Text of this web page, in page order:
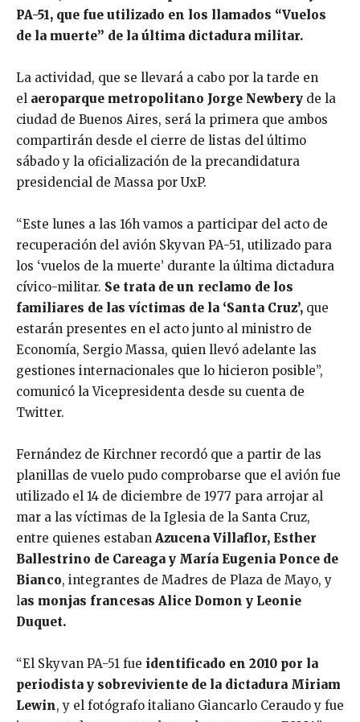
PA-51, que fue utilizado en los llamados “Vuelos
de la muerte” de la última dictadura militar.
La actividad, que se llevará a cabo por la tarde en
el aeroparque metropolitano Jorge Newbery de la
ciudad de Buenos Aires, será la primera que ambos
compartirán desde el cierre de listas del último
sábado y la oficialización de la precandidatura
presidencial de Massa por UxP.
“Este lunes a las 16h vamos a participar del acto de
recuperación del avión Skyvan PA-51, utilizado para
los ‘vuelos de la muerte’ durante la última dictadura
cívico-militar. Se trata de un reclamo de los
familiares de las víctimas de la ‘Santa Cruz’, que
estarán presentes en el acto junto al ministro de
Economía, Sergio Massa, quien llevó adelante las
gestiones internacionales que lo hicieron posible”,
comunicó la Vicepresidenta desde su cuenta de
Twitter.
Fernández de Kirchner recordó que a partir de las
planillas de vuelo pudo comprobarse que el avión fue
utilizado el 14 de diciembre de 1977 para arrojar al
mar a las víctimas de la Iglesia de la Santa Cruz,
entre quienes estaban Azucena Villaflor, Esther
Ballestrino de Careaga y María Eugenia Ponce de
Bianco, integrantes de Madres de Plaza de Mayo, y
las monjas francesas Alice Domon y Leonie
Duquet.
“El Skyvan PA-51 fue identificado en 2010 por la
periodista y sobreviviente de la dictadura Miriam
Lewin, y el fotógrafo italiano Giancarlo Ceraudo y fue